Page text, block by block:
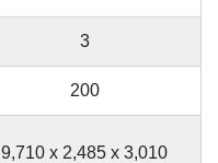
3
200
9,710 x 2,485 x 3,010